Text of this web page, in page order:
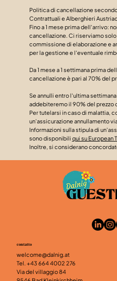
Politica di cancellazione
Contrattuali e Alberghieri
Fino a 1 mese prima dell'arrivo:
cancellazione. Ci riserviamo
commissione di elaborazione e
per la gestione e l'eventuale
Da 1 mese a 1 settimana prima
cancellazione è pari al 70% del
Se annulli entro l'ultima
addebiteremo il 90% del prezzo
Per tutelarsi in caso di malattia,
un'assicurazione annullamento
Informazioni sulla stipula di
sono disponibili qui su European
Inoltre, si considerano
contatto
welcome@dalnig.at
Tel. +43 664 4002 276
Via del villaggio 84